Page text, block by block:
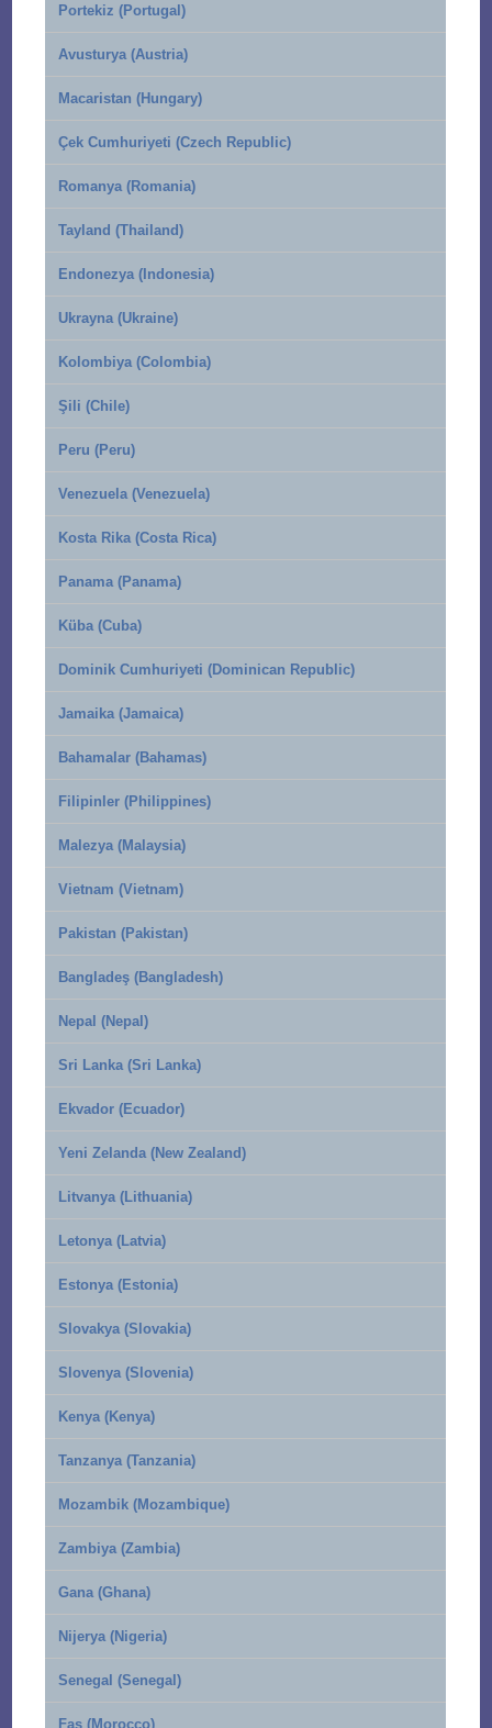
Portekiz (Portugal)
Avusturya (Austria)
Macaristan (Hungary)
Çek Cumhuriyeti (Czech Republic)
Romanya (Romania)
Tayland (Thailand)
Endonezya (Indonesia)
Ukrayna (Ukraine)
Kolombiya (Colombia)
Şili (Chile)
Peru (Peru)
Venezuela (Venezuela)
Kosta Rika (Costa Rica)
Panama (Panama)
Küba (Cuba)
Dominik Cumhuriyeti (Dominican Republic)
Jamaika (Jamaica)
Bahamalar (Bahamas)
Filipinler (Philippines)
Malezya (Malaysia)
Vietnam (Vietnam)
Pakistan (Pakistan)
Bangladeş (Bangladesh)
Nepal (Nepal)
Sri Lanka (Sri Lanka)
Ekvador (Ecuador)
Yeni Zelanda (New Zealand)
Litvanya (Lithuania)
Letonya (Latvia)
Estonya (Estonia)
Slovakya (Slovakia)
Slovenya (Slovenia)
Kenya (Kenya)
Tanzanya (Tanzania)
Mozambik (Mozambique)
Zambiya (Zambia)
Gana (Ghana)
Nijerya (Nigeria)
Senegal (Senegal)
Fas (Morocco)